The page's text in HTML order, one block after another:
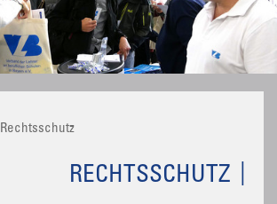
Rechtsschutz
RECHTSSCHUTZ